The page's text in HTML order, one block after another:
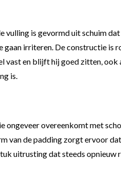
vulling is gevormd uit schuim
irriteren. De constructie
vast en blijft hij goed zitten,
is.
overeenkomt met
van de padding zorgt ervoor
uitrusting dat steeds